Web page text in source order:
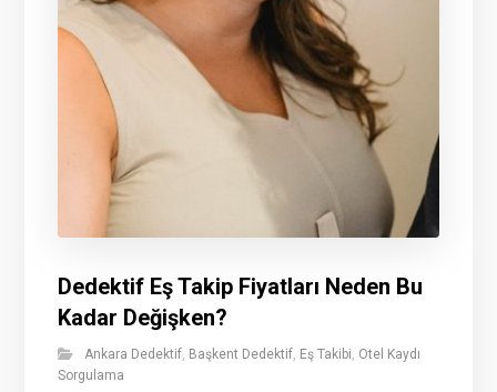
Dedektif Eş Takip Fiyatları Neden Bu
Kadar Değişken?
Ankara Dedektif Başkent Dedektif Eş Takibi Otel Kaydı
Sorgulama